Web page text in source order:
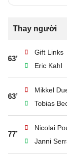
Thay người
63’
Gift Links
Eric Kahl
63’
Mikkel
Tobias
77’
Nicolai
Janni